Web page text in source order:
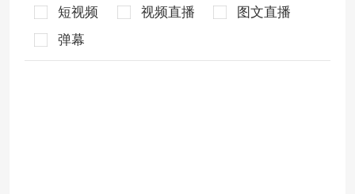
短视频 视频直播
图文直播
弹幕